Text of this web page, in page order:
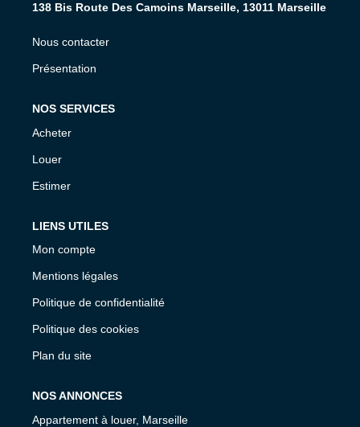
138 Bis Route Des Camoins Marseille, 13011 Marseille
Nous contacter
Présentation
NOS SERVICES
Acheter
Louer
Estimer
LIENS UTILES
Mon compte
Mentions légales
Politique de confidentialité
Politique des cookies
Plan du site
NOS ANNONCES
Appartement à louer, Marseille